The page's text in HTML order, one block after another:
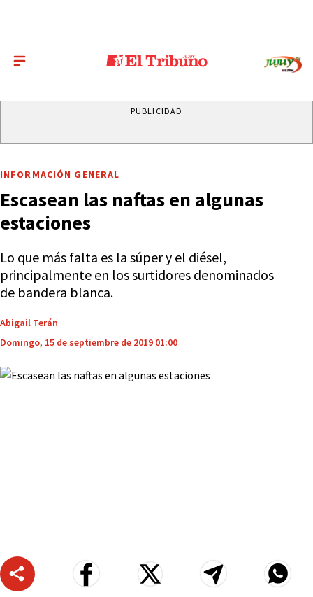
PUBLICIDAD
INFORMACIÓN GENERAL
Escasean las naftas en algunas
estaciones
Lo que más falta es la súper y el diésel,
principalmente en los surtidores denominados
de bandera blanca.
Abigail Terán
Domingo, 15 de septiembre de 2019 01:00